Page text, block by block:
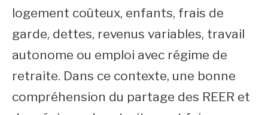
logement coûteux, enfants, frais de
garde, dettes, revenus variables, travail
autonome ou emploi avec régime de
retraite. Dans ce contexte, une bonne
compréhension du partage des REER et